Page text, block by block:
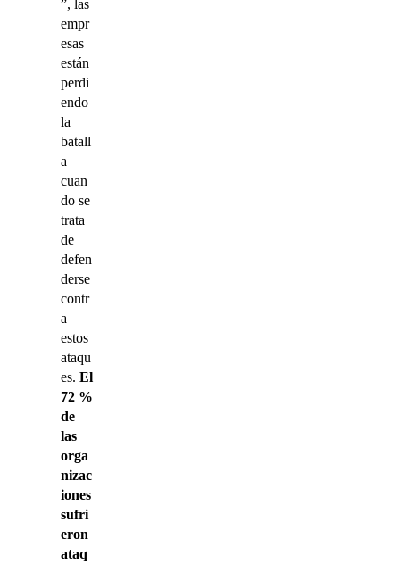
”, las
empr
esas
están
perdi
endo
la
batall
a
cuan
do se
trata
de
defen
derse
contr
a
estos
ataqu
es. El
72 %
de
las
orga
nizac
iones
sufri
eron
ataq